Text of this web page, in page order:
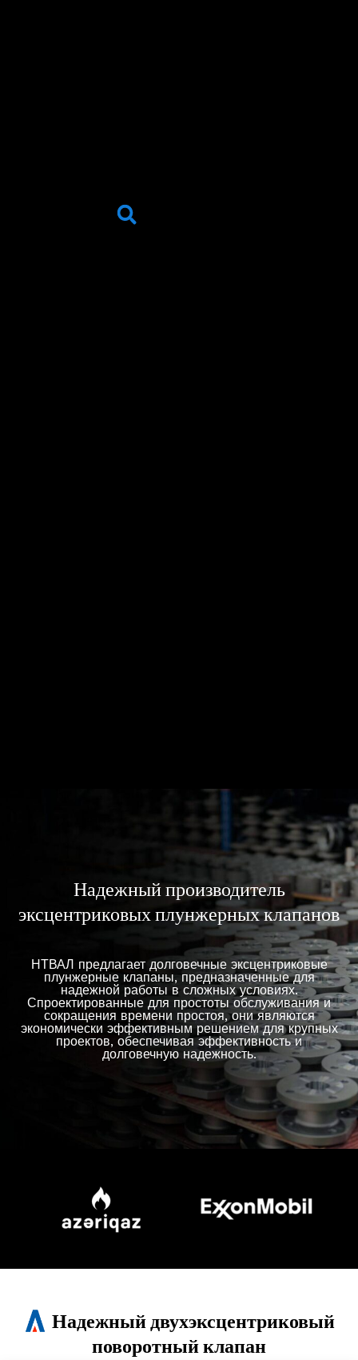
Надежный производитель
эксцентриковых плунжерных клапанов
НТВАЛ предлагает долговечные эксцентриковые
плунжерные клапаны, предназначенные для
надежной работы в сложных условиях.
Спроектированные для простоты обслуживания и
сокращения времени простоя, они являются
экономически эффективным решением для крупных
проектов, обеспечивая эффективность и
долговечную надежность.
Надежный двухэксцентриковый
поворотный клапан